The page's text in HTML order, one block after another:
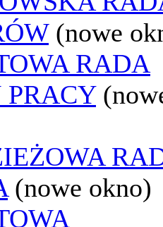
(nowe
RADA
(nowe okno)